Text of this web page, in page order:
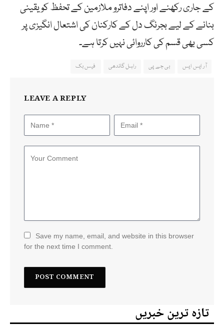
کے جاری رکھنے اور اپنے دفاترو ملازمین کے تحفظ کو یقینی
بنانے کے لیے بجرنگ دل کے کارکنان کی اشتعال انگیزی پر
کسی بھی قسم کی کارروائی نہیں کرتا ہے۔
آر ایس ایس بی جے پی راہل گاندھی فیس بک
LEAVE A REPLY
Save my name, email, and website in this browser
for the next time I comment.
تازہ ترین خبریں